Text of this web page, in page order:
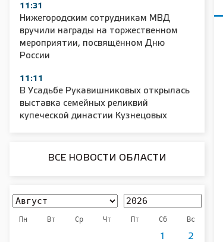
11:31
Нижегородским сотрудникам МВД
вручили награды на торжественном
мероприятии, посвящённом Дню
России
11:11
В Усадьбе Рукавишниковых открылась
выставка семейных реликвий
купеческой династии Кузнецовых
ВСЕ НОВОСТИ ОБЛАСТИ
Пн Вт Ср Чт Пт Сб Вс
1 2